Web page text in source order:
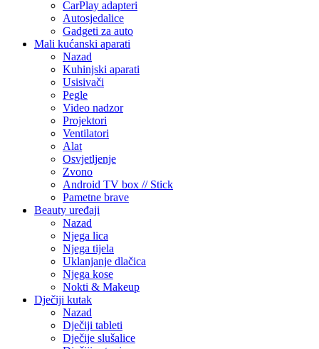
CarPlay adapteri
Autosjedalice
Gadgeti za auto
Mali kućanski aparati
Nazad
Kuhinjski aparati
Usisivači
Pegle
Video nadzor
Projektori
Ventilatori
Alat
Osvjetljenje
Zvono
Android TV box // Stick
Pametne brave
Beauty uređaji
Nazad
Njega lica
Njega tijela
Uklanjanje dlačica
Njega kose
Nokti & Makeup
Dječiji kutak
Nazad
Dječiji tableti
Dječije slušalice